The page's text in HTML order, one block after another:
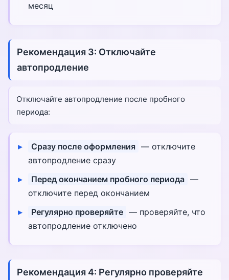
месяц
Рекомендация 3: Отключайте
автопродление
Отключайте автопродление после пробного
периода:
Сразу после оформления — отключите
автопродление сразу
Перед окончанием пробного периода —
отключите перед окончанием
Регулярно проверяйте — проверяйте, что
автопродление отключено
Рекомендация 4: Регулярно проверяйте